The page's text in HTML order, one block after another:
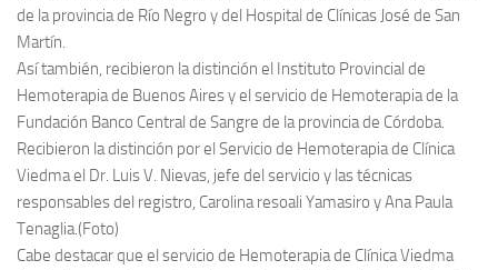
de la provincia de Río Negro y del Hospital de Clínicas José de San
Martín.
Así también, recibieron la distinción el Instituto Provincial de
Hemoterapia de Buenos Aires y el servicio de Hemoterapia de la
Fundación Banco Central de Sangre de la provincia de Córdoba.
Recibieron la distinción por el Servicio de Hemoterapia de Clínica
Viedma el Dr. Luis V. Nievas, jefe del servicio y las técnicas
responsables del registro, Carolina resoali Yamasiro y Ana Paula
Tenaglia.(Foto)
Cabe destacar que el servicio de Hemoterapia de Clínica Viedma